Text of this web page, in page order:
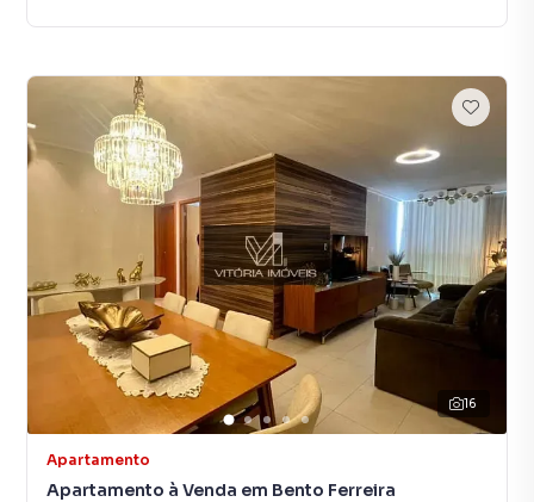
16
Apartamento
Apartamento à Venda em Bento Ferreira